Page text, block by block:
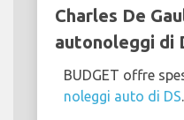
Charles De
autonoleggi di
BUDGET offre
noleggi auto di DS